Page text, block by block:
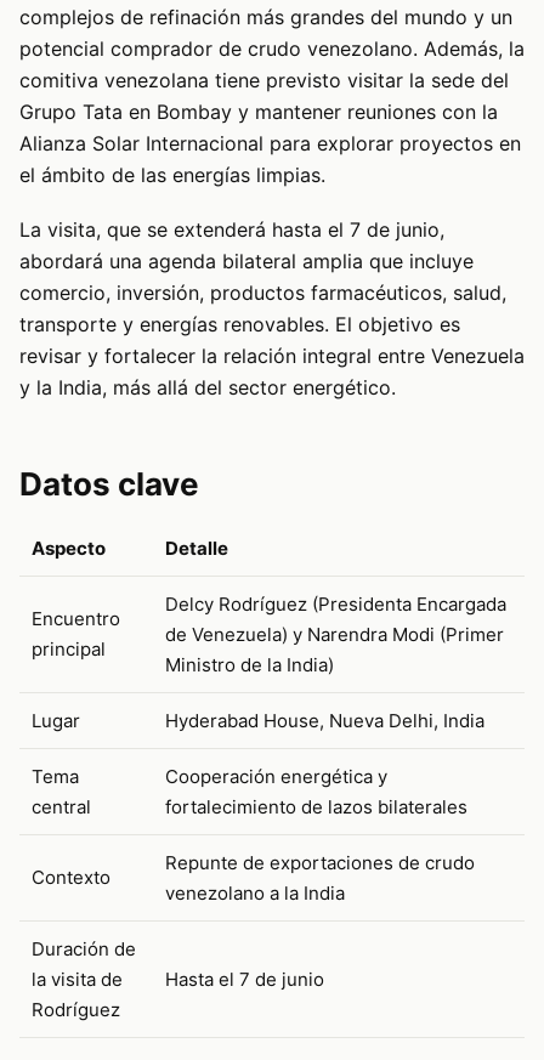
complejos de refinación más grandes del mundo y un
potencial comprador de crudo venezolano. Además, la
comitiva venezolana tiene previsto visitar la sede del
Grupo Tata en Bombay y mantener reuniones con la
Alianza Solar Internacional para explorar proyectos en
el ámbito de las energías limpias.
La visita, que se extenderá hasta el 7 de junio,
abordará una agenda bilateral amplia que incluye
comercio, inversión, productos farmacéuticos, salud,
transporte y energías renovables. El objetivo es
revisar y fortalecer la relación integral entre Venezuela
y la India, más allá del sector energético.
Datos clave
Aspecto Detalle
Encuentro
principal
Delcy Rodríguez (Presidenta Encargada
de Venezuela) y Narendra Modi (Primer
Ministro de la India)
Lugar Hyderabad House, Nueva Delhi, India
Tema
central
Cooperación energética y
fortalecimiento de lazos bilaterales
Contexto
Repunte de exportaciones de crudo
venezolano a la India
Duración de
la visita de
Rodríguez
Hasta el 7 de junio